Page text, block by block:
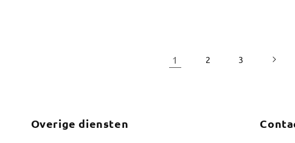
1 2 3
Overige diensten